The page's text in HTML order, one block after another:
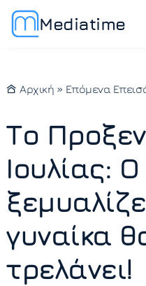
Mediatime
Αρχική » Επόμενα
Το
Ιουλίας:
γυναίκα
τρελάνει!